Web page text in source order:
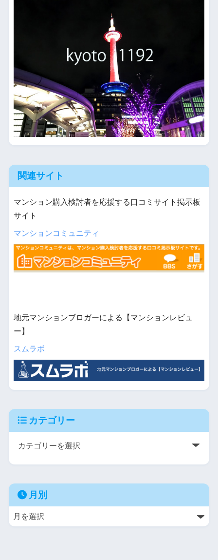
関連サイト
マンション購入検討者を応援する口コミサイト掲示板
サイト
マンションコミュニティ
地元マンションブロガーによる【マンションレビュ
ー】
スムラボ
カテゴリー
月別